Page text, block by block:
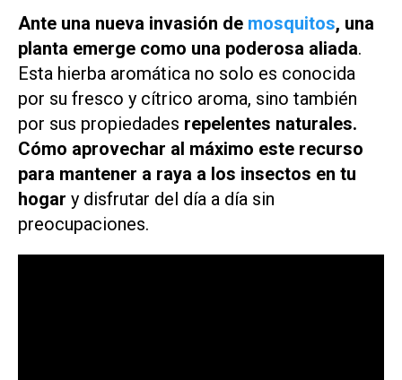
Ante una nueva invasión de mosquitos, una
planta emerge como una poderosa aliada.
Esta hierba aromática no solo es conocida
por su fresco y cítrico aroma, sino también
por sus propiedades repelentes naturales.
Cómo aprovechar al máximo este recurso
para mantener a raya a los insectos en tu
hogar y disfrutar del día a día sin
preocupaciones.